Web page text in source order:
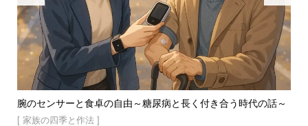
腕のセンサーと食卓の自由～糖尿病と長く付き合う時代の話～
[ 家族の四季と作法 ]